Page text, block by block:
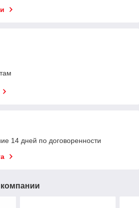
14 дней по договоренности